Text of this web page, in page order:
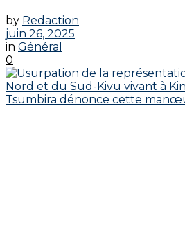
by Redaction
juin 26, 2025
in Général
0